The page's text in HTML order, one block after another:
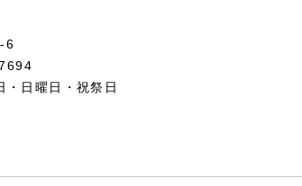
6
日曜日・祝祭日